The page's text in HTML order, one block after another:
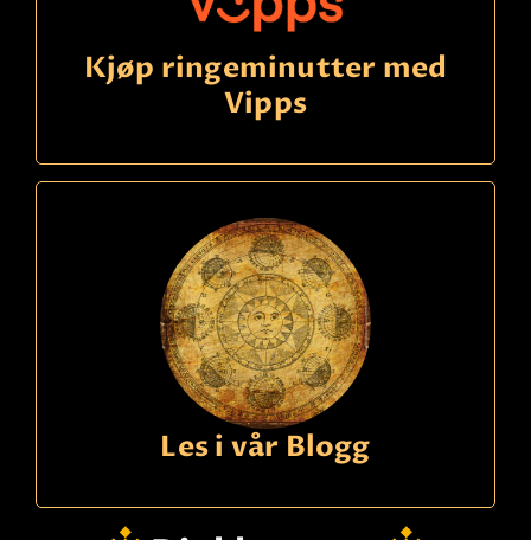
Kjøp ringeminutter med
Vipps
Les i vår Blogg